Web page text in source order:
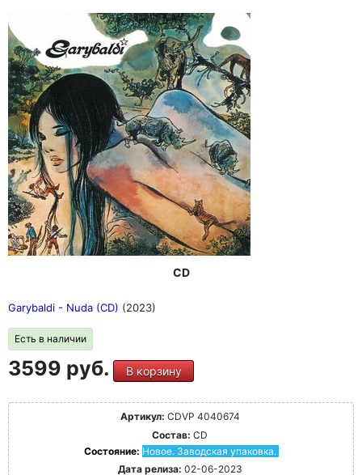
CD
Garybaldi - Nuda (CD) (2023)
Есть в наличии
3599 руб. В корзину
Артикул: CDVP 4040674
Состав: CD
Состояние: Новое. Заводская упаковка.
Дата релиза: 02-06-2023